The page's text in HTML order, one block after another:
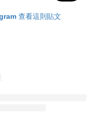
查看這則貼文